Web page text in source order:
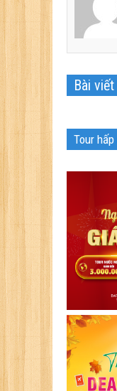
Bài
Tour hấp